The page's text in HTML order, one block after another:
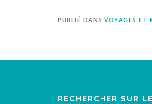
PUBLIÉ DANS VOYAGES ET
RECHERCHER SUR